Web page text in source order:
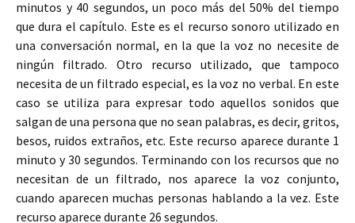
minutos y 40 segundos, un poco más del 50% del tiempo
que dura el capítulo. Este es el recurso sonoro utilizado en
una conversación normal, en la que la voz no necesite de
ningún filtrado. Otro recurso utilizado, que tampoco
necesita de un filtrado especial, es la voz no verbal. En este
caso se utiliza para expresar todo aquellos sonidos que
salgan de una persona que no sean palabras, es decir, gritos,
besos, ruidos extraños, etc. Este recurso aparece durante 1
minuto y 30 segundos. Terminando con los recursos que no
necesitan de un filtrado, nos aparece la voz conjunto,
cuando aparecen muchas personas hablando a la vez. Este
recurso aparece durante 26 segundos.